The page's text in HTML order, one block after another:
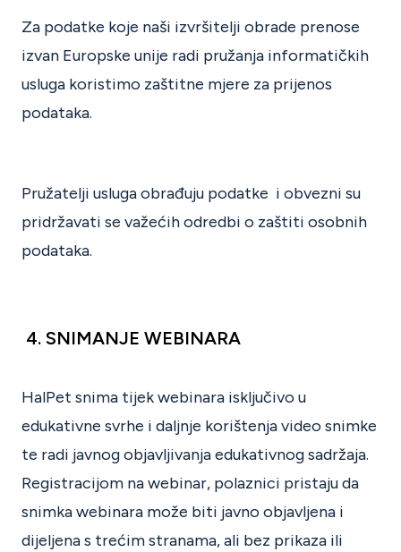
Za podatke koje naši izvršitelji obrade prenose
izvan Europske unije radi pružanja informatičkih
usluga koristimo zaštitne mjere za prijenos
podataka.
Pružatelji usluga obrađuju podatke i obvezni su
pridržavati se važećih odredbi o zaštiti osobnih
podataka.
4. SNIMANJE WEBINARA
HalPet snima tijek webinara isključivo u
edukativne svrhe i daljnje korištenja video snimke
te radi javnog objavljivanja edukativnog sadržaja.
Registracijom na webinar, polaznici pristaju da
snimka webinara može biti javno objavljena i
dijeljena s trećim stranama, ali bez prikaza ili